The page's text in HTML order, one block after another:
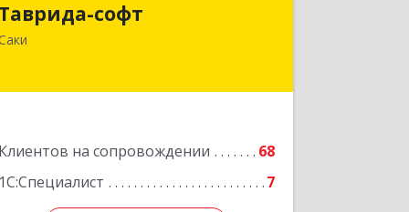
Таврида-софт
Клиентов на сопровождении
68
1С:Специалист
7
296574, Крым Респ, м.р-н Сакский с.п.
Новофедоровское, Новофедоровка